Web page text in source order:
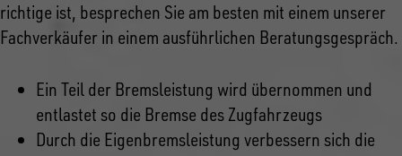
richtige ist, besprechen Sie am besten mit einem unserer
Fachverkäufer in einem ausführlichen Beratungsgespräch.
Ein Teil der Bremsleistung wird übernommen und
entlastet so die Bremse des Zugfahrzeugs
Durch die Eigenbremsleistung verbessern sich die